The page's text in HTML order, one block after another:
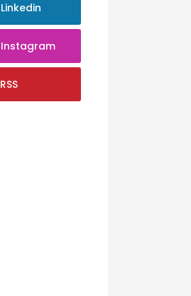
Linkedin
Instagram
RSS